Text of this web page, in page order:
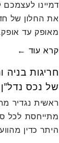
דמיינו
את החלון של
מאופק עד אופק.
קרא עוד ←
חריגות
של נכס
ראשית נגדיר
מתייחסת לכל
היתר כדין